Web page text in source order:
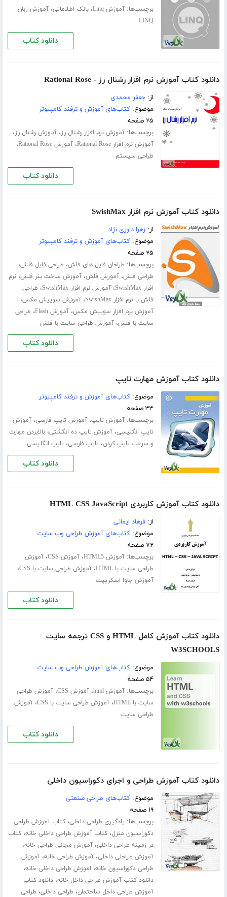
برچسب‌ها:آموزش Linq ،بانک اطلاعاتی،آموزش زبان
LINQ
دانلود کتاب
دانلود کتاب آموزش نرم افزار رشنال رز - Rational Rose
از:جعفر محمدی
موضوع:کتاب‌های آموزش و ترفند کامپیوتر
۲۵ صفحه
برچسب‌ها:آموزش نرم افزار رشنال رز،آموزش رشنال رز،
آموزش نرم افزار Rational Rose ،آموزش Rational Rose ،
طراحی سیستم
دانلود کتاب
دانلود کتاب آموزش نرم افزار SwishMax
از:زهرا داوری نژاد
موضوع:کتاب‌های آموزش و ترفند کامپیوتر
۲۵ صفحه
برچسب‌ها: طراحان فایل های فلش، طراحی فایل فلش،
طراحی فلش،آموزش فلش،آموزش ساخت بنر فلش،نرم
افزار SwishMax
،آموزش نرم افزار SwishMax ، طراحی
فلش با نرم افزار SwishMax
،آموزش سوییش مکس،
آموزش نرم افزار سوییش مکس،آموزش Flash ، طراحی
سایت با فلش،آموزش طراحی سایت با فلش
دانلود کتاب
دانلود کتاب آموزش مهارت تایپ
موضوع:کتاب‌های آموزش و ترفند کامپیوتر
۳۳ صفحه
برچسب‌ها:آموزش تایپ،آموزش تایپ فارسی،آموزش
تایپ انگلیسی،آموزش تایپ ده انگشتی،بالابردن مهارت
و سرعت تایپ کردن، تایپ فارسی، تایپ انگلیسی
دانلود کتاب
دانلود کتاب آموزش کاربردی HTML CSS JavaScript
از:فرهاد ایمانی
موضوع:کتاب‌های آموزش طراحی وب سایت
۷۲ صفحه
برچسب‌ها:آموزش HTML5 ،آموزش CSS ،آموزش
طراحی سایت با HTML
،آموزش طراحی سایت با CSS ،
آموزش جاوا اسکریپت
دانلود کتاب
دانلود کتاب آموزش کامل HTML و CSS ترجمه سایت
W3SCHOOLS
موضوع:کتاب‌های آموزش طراحی وب سایت
۵۴ صفحه
برچسب‌ها:آموزش html ،آموزش CSS ،آموزش طراحی
سایت با HTML
،آموزش طراحی سایت با CSS ،آموزش
طراحی سایت
دانلود کتاب
دانلود کتاب آموزش طراحی و اجرای دکوراسیون داخلی
موضوع:کتاب‌های طراحی صنعتی
۱۹ صفحه
برچسب‌ها: یادگیری طراحی داخلی،کتاب آموزش طراحی
دکوراسیون منزل،کتاب آموزش طراحی داخلی خانه،کتاب
در زمینه طراحی داخلی،آموزش مجانی طراحی خانه،
آموزش طراحلی داخلی،آموزش طراحی خانه،آموزش
طراحی دکوراسیون خانه، اموزش طراحی داخلی خانه،
دانلود کتاب آموزش طراحی داخل خانه،دانلود کتاب
آموزش طراحی داخل ساختمان، طراحی داخلی، طراحی